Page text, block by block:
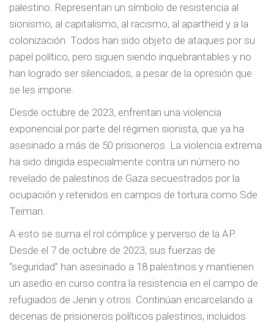
palestino. Representan un símbolo de resistencia al
sionismo, al capitalismo, al racismo, al apartheid y a la
colonización. Todos han sido objeto de ataques por su
papel político, pero siguen siendo inquebrantables y no
han logrado ser silenciados, a pesar de la opresión que
se les impone.
Desde octubre de 2023, enfrentan una violencia
exponencial por parte del régimen sionista, que ya ha
asesinado a más de 50 prisioneros. La violencia extrema
ha sido dirigida especialmente contra un número no
revelado de palestinos de Gaza secuestrados por la
ocupación y retenidos en campos de tortura como Sde
Teiman.
A esto se suma el rol cómplice y perverso de la AP.
Desde el 7 de octubre de 2023, sus fuerzas de
“seguridad” han asesinado a 18 palestinos y mantienen
un asedio en curso contra la resistencia en el campo de
refugiados de Jenin y otros. Continúan encarcelando a
decenas de prisioneros políticos palestinos, incluidos